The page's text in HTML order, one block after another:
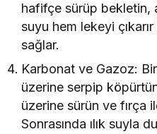
hafifçe sürüp bekletin,
suyu hem lekeyi
sağlar.
Karbonat ve Gazoz:
üzerine serpip
üzerine sürün ve fırça
Sonrasında ılık suyla